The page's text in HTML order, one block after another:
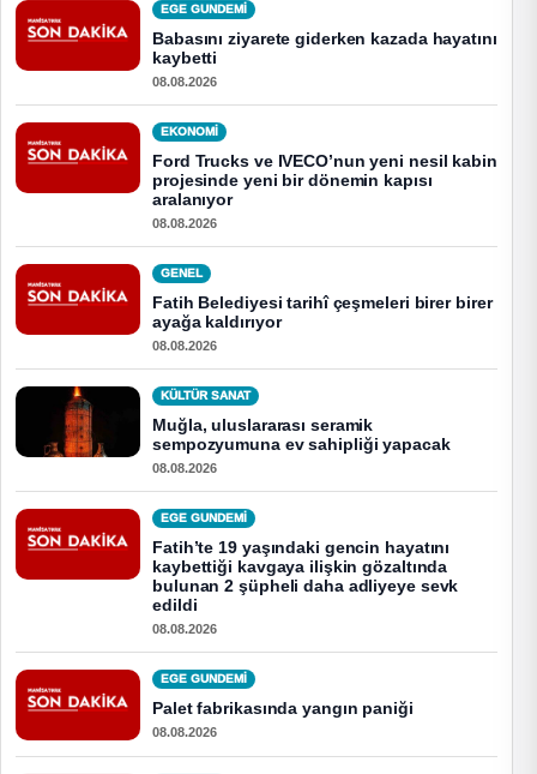
EGE GUNDEMİ
Babasını ziyarete giderken kazada hayatını
kaybetti
08.08.2026
EKONOMI
Ford Trucks ve IVECO’nun yeni nesil kabin
projesinde yeni bir dönemin kapısı
aralanıyor
08.08.2026
GENEL
Fatih Belediyesi tarihî çeşmeleri birer birer
ayağa kaldırıyor
08.08.2026
KÜLTÜR SANAT
Muğla, uluslararası seramik
sempozyumuna ev sahipliği yapacak
08.08.2026
EGE GUNDEMİ
Fatih’te 19 yaşındaki gencin hayatını
kaybettiği kavgaya ilişkin gözaltında
bulunan 2 şüpheli daha adliyeye sevk
edildi
08.08.2026
EGE GUNDEMİ
Palet fabrikasında yangın paniği
08.08.2026